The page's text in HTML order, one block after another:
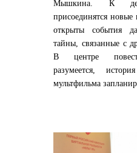
Мышкина. К
присоединятся новые
открыты события
тайны, связанные с
В центре
разумеется,
мультфильма